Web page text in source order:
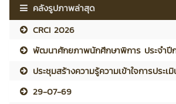
คลังรูปภาพล่าสุด
CRCI 2026
พัฒนาศักยภาพนักศึกษาพิการ ประจำปี
ประชุมสร้างความรู้ความเข้าใจการประเ
29-07-69